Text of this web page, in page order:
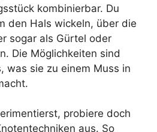
kombinierbar. Du
den Hals wickeln, über die
sogar als Gürtel oder
Die Möglichkeiten sind
was sie zu einem Muss in
probiere doch
aus. So